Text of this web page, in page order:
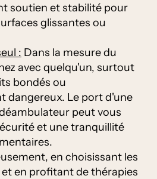
soutien et stabilité pour
glissantes ou
: Dans la mesure du
avec quelqu'un, surtout
bondés ou
dangereux. Le port d'une
peut vous
et une tranquillité
en choisissant les
en profitant de thérapies